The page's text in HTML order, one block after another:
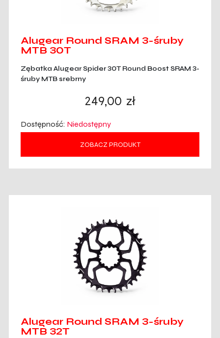
Alugear Round SRAM 3-śruby
MTB 30T
Zębatka Alugear Spider 30T Round Boost SRAM 3-
śruby MTB srebrny
249,00 zł
Dostępność: Niedostępny
ZOBACZ PRODUKT
Alugear Round SRAM 3-śruby
MTB 32T